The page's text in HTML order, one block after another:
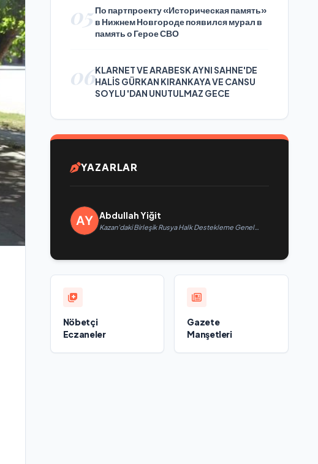
05 По партпроекту «Историческая память»
в Нижнем Новгороде появился мурал в
память о Герое СВО
06KLARNET VE ARABESK AYNI SAHNE'DE
HALİS GÜRKAN KIRANKAYA VE CANSU
SOYLU 'DAN UNUTULMAZ GECE
YAZARLAR
Abdullah Yiğit
Kazan’daki Birleşik Rusya Halk Destekleme Genel
Nöbetçi
Eczaneler
Gazete
Manşetleri